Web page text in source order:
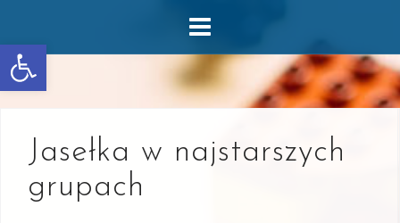
Otwórz pasek narzędzi
content
Jasełka w najstarszych
grupach